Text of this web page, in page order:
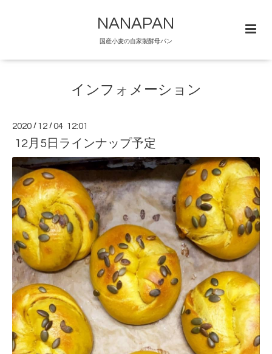
NANAPAN
国産小麦の自家製酵母パン
インフォメーション
2020 / 12 /04 12:01
12月5日ラインナップ予定